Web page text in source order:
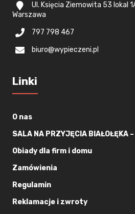
Ul. Księcia Ziemowita 53 lokal
Warszawa
797 798 467
biuro@wypieczeni.pl
Linki
O nas
SALA NA PRZYJĘCIA BIAŁOŁĘKA
Obiady dla firm i domu
Zamówienia
Regulamin
Reklamacje i zwroty